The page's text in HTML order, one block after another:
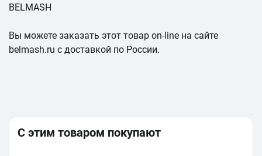
BELMASH
Вы можете заказать этот товар on-line на сайте
belmash.ru с доставкой по России.
С этим товаром покупают